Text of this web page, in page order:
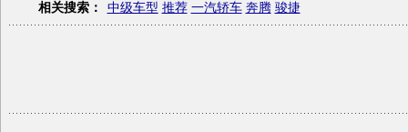
相关搜索： 中级车型 推荐 一汽轿车 奔腾 骏捷